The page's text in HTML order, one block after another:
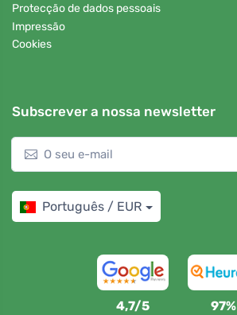
Protecção de dados pessoais
Impressão
Cookies
Subscrever a nossa newsletter
Português / EUR
4,7/5 97%